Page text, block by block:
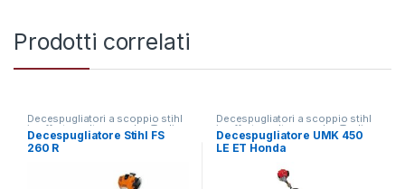
Prodotti correlati
Decespugliatori a scoppio stihl
in offerta e altre marche,Taglio
e Sfalcio dell'Erba Alta e
Spontanea
Decespugliatore Stihl FS
260 R
Decespugliatori a scoppio stihl
in offerta e altre marche,Taglio
e Sfalcio dell'Erba Alta e
Spontanea
Decespugliatore UMK 450
LE ET Honda